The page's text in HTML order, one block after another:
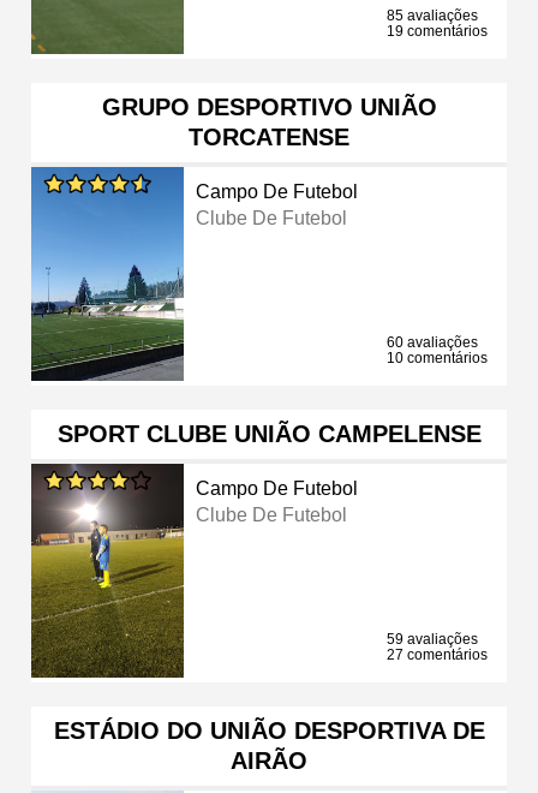
85 avaliações
19 comentários
GRUPO DESPORTIVO UNIÃO
TORCATENSE
Campo De Futebol
Clube De Futebol
60 avaliações
10 comentários
SPORT CLUBE UNIÃO CAMPELENSE
Campo De Futebol
Clube De Futebol
59 avaliações
27 comentários
ESTÁDIO DO UNIÃO DESPORTIVA DE
AIRÃO